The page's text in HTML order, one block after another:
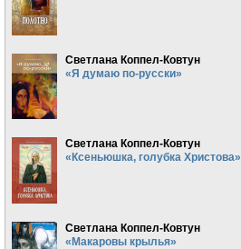
Светлана Коппел-Ковтун
«Я думаю по-русски»
Светлана Коппел-Ковтун
«Ксеньюшка, голубка Христова»
Светлана Коппел-Ковтун
«Макаровы крылья»